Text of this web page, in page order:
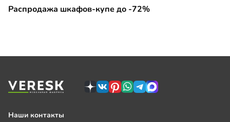
Распродажа шкафов-купе до -72%
Наши контакты